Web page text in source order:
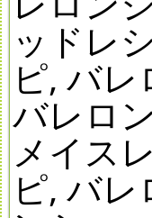
ッドレ
ピ, バ
バレロ
メイス
ピ, バ